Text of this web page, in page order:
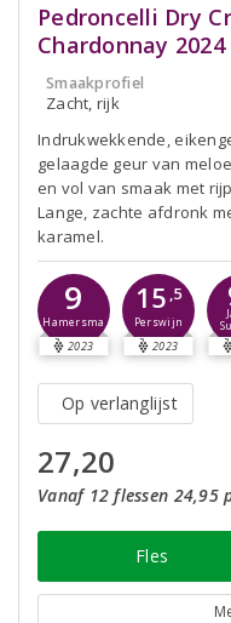
Pedroncelli Dry
Chardonnay 2024
Smaakprofiel
Zacht, rijk
Indrukwekkende,
gelaagde geur van
en vol van smaak met
Lange, zachte afdronk
karamel.
9
Hamersma
2023
15 ,5
Perswijn
2023
Op verlanglijst
27,20
Vanaf 12 flessen 24,95
Fles